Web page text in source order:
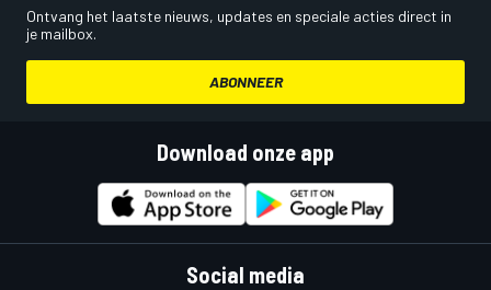
Ontvang het laatste nieuws, updates en speciale acties direct in
je mailbox.
ABONNEER
Download onze app
Social media